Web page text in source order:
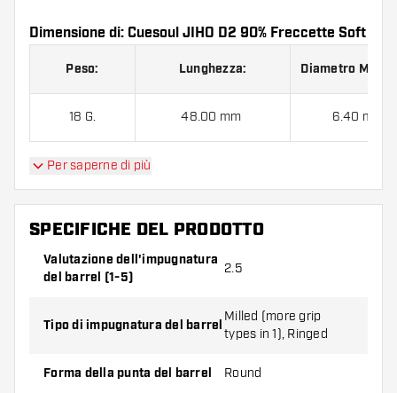
Dimensione di: Cuesoul JIHO D2 90% Freccette Soft
Peso: Lunghezza: Diametro
18 G. 48.00 mm 6.40 mm
Cuesoul JIHO D2 90% Freccette Soft contiene:3
barrel, 3 alette e 3 astine.
Per saperne di più
SPECIFICHE DEL PRODOTTO
Valutazione dell'impugnatura
del barrel (1-5)
2.5
Tipo di impugnatura del barrel
Milled (more grip
types in 1), Ringed
Forma della punta del barrel Round